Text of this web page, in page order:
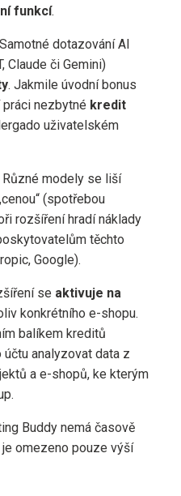
funkcí.
dotazování AI
Claude či Gemini)
. Jakmile úvodní bonus
nezbytné kredit
uživatelském
Různé modely se liší
(spotřebou
rozšíření hradí náklady
těchto
Google).
se aktivuje na
konkrétního e-shopu.
balíkem kreditů
analyzovat data z
a e-shopů, ke kterým
Buddy nemá časově
omezeno pouze výší